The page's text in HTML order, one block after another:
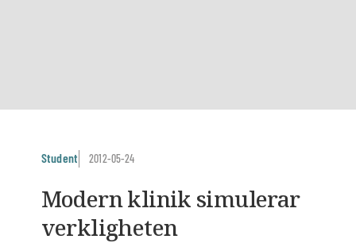
Student 2012-05-24
Modern klinik simulerar
verkligheten